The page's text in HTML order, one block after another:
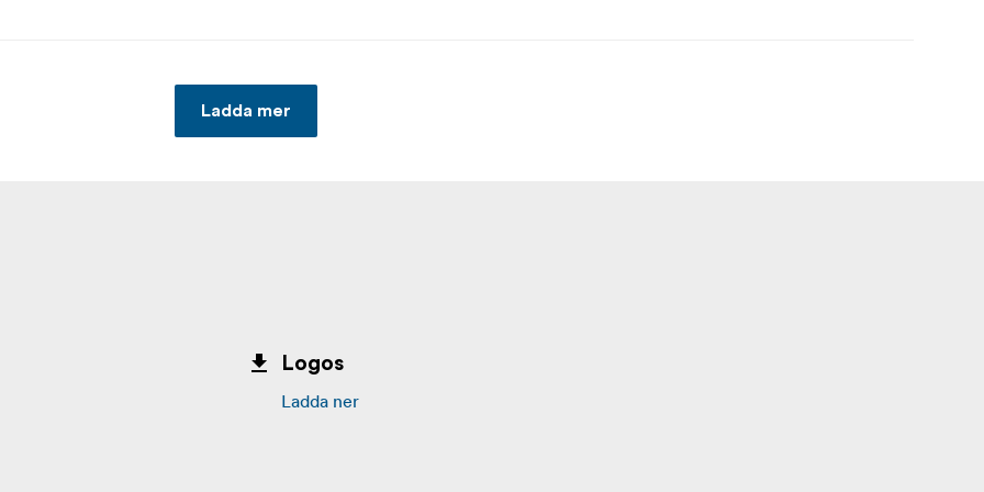
Ladda mer
Logos
Ladda ner